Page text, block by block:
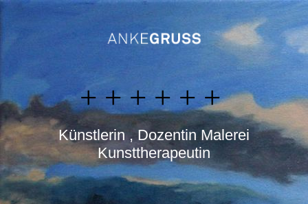
+ + + + + +
Künstlerin , Dozentin Malerei
Kunsttherapeutin